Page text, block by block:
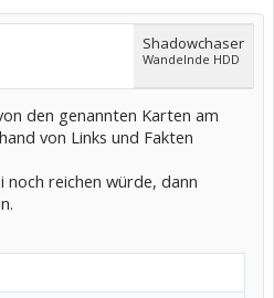
Shadowchaser
Wandelnde HDD
den genannten Karten am
von Links und Fakten
noch reichen würde, dann